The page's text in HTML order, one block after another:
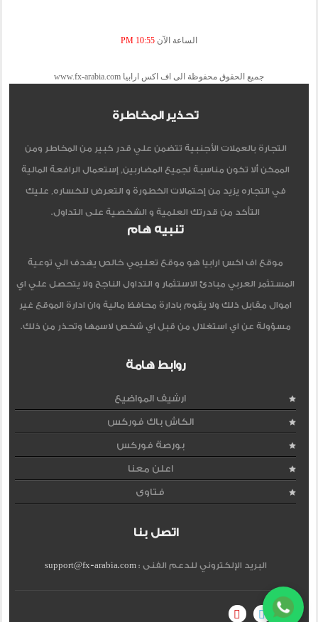
الساعة الآن 10:55 PM
جميع الحقوق محفوظة الى اف اكس ارابيا www.fx-arabia.com
تحذير المخاطرة
التجارة بالعملات الأجنبية تتضمن علي قدر كبير من المخاطر ومن
الممكن ألا تكون مناسبة لجميع المضاربين, إستعمال الرافعة المالية
في التجاره يزيد من إحتمالات الخطورة و التعرض للخساره, عليك
التأكد من قدرتك العلمية و الشخصية على التداول.
تنبيه هام
موقع اف اكس ارابيا هو موقع تعليمي خالص يهدف الي توعية
المستثمر العربي مبادئ الاستثمار و التداول الناجح ولا يتحصل علي اي
اموال مقابل ذلك ولا يقوم بادارة محافظ مالية وان ادارة الموقع غير
مسؤولة عن اي استغلال من قبل اي شخص لاسمها وتحذر من ذلك.
روابط هامة
ارشيف المواضيع
الكاش باك فوركس
بورصة فوركس
اعلن معنا
فتاوى
اتصل بنا
البريد الإلكتروني للدعم الفنى :support@fx-arabia.com